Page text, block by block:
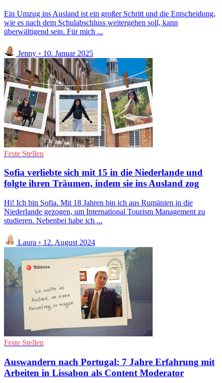
Ein Umzug ins Ausland ist ein großer Schritt und die Entscheidung,
wie es nach dem Schulabschluss weitergehen soll, kann
überwältigend sein. Für mich ...
Jenny ◦ 10. Januar 2025
Feste Stellen
Sofia verliebte sich mit 15 in die Niederlande und
folgte ihren Träumen, indem sie ins Ausland zog
Hi! Ich bin Sofia. Mit 18 Jahren bin ich aus Rumänien in die
Niederlande gezogen, um International Tourism Management zu
studieren. Nebenbei habe ich ...
Laura ◦ 12. August 2024
Feste Stellen
Auswandern nach Portugal: 7 Jahre Erfahrung mit
Arbeiten in Lissabon als Content Moderator